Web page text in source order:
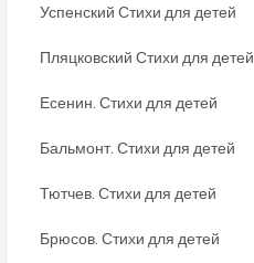
Успенский Стихи для детей
Пляцковский Стихи для детей
Есенин. Стихи для детей
Бальмонт. Стихи для детей
Тютчев. Стихи для детей
Брюсов. Стихи для детей